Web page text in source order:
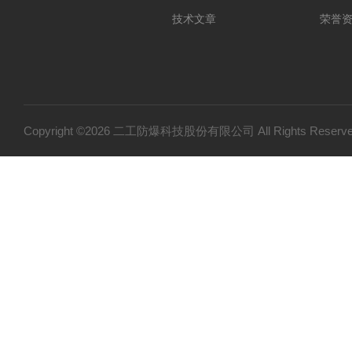
技术文章 荣誉
Copyright ©2026 二工防爆科技股份有限公司 All Rights